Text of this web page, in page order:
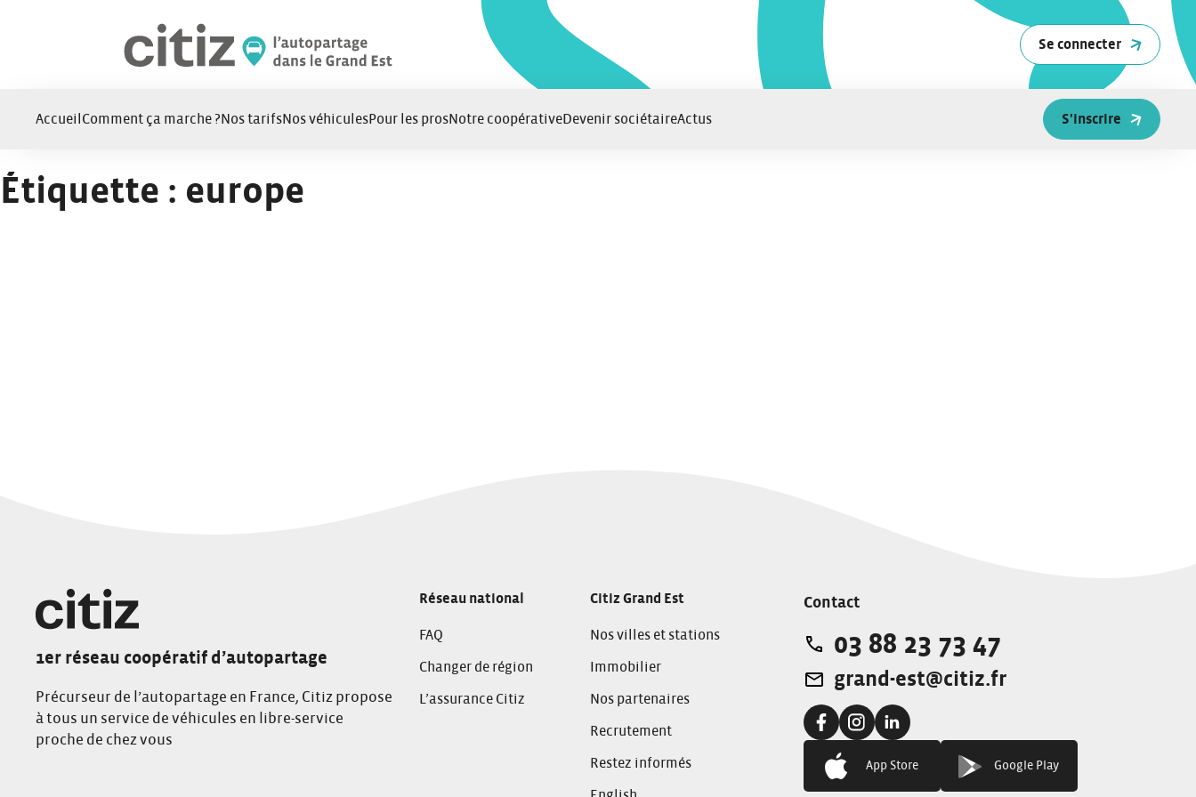
Se connecter
Accueil Comment ça marche ? Nos tarifsNos véhiculesPour les prosNotre coopérativeDevenir sociétaireActus S'inscrire
Étiquette : europe
1er réseau coopératif d’autopartage
Précurseur de l’autopartage en France, Citiz propose
à tous un service de véhicules en libre-service
proche de chez vous
Contact
Téléphone:
03 88 23 73 47
Adresse e-mail:
grand-est@citiz.fr
Facebook:Instagram:Linkedin:
App Store Google Play
Réseau national
FAQ
Changer de région
L’assurance Citiz
Citiz Grand Est
Nos villes et stations
Immobilier
Nos partenaires
Recrutement
Restez informés